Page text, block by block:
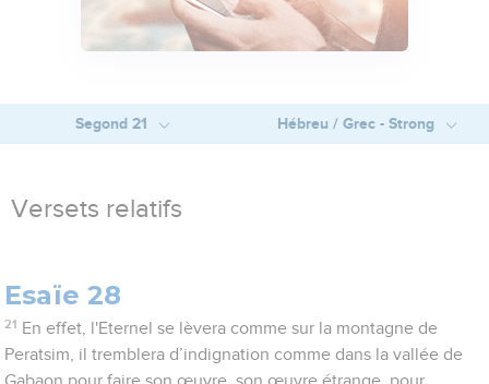
Segond 21 Hébreu / Grec - Strong
Versets relatifs
Esaïe 28
21 En effet, l'Eternel se lèvera comme sur la montagne de
Peratsim, il tremblera d’indignation comme dans la vallée de